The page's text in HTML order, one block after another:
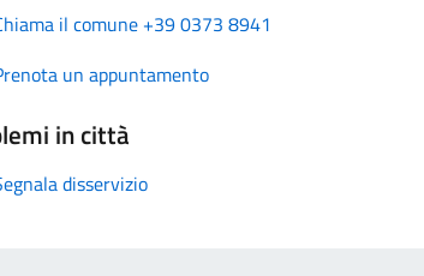
il comune +39 0373 8941
un appuntamento
in città
disservizio